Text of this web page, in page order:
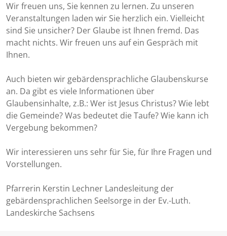
Wir freuen uns, Sie kennen zu lernen. Zu unseren
Veranstaltungen laden wir Sie herzlich ein. Vielleicht
sind Sie unsicher? Der Glaube ist Ihnen fremd. Das
macht nichts. Wir freuen uns auf ein Gespräch mit
Ihnen.
Auch bieten wir gebärdensprachliche Glaubenskurse
an. Da gibt es viele Informationen über
Glaubensinhalte, z.B.: Wer ist Jesus Christus? Wie lebt
die Gemeinde? Was bedeutet die Taufe? Wie kann ich
Vergebung bekommen?
Wir interessieren uns sehr für Sie, für Ihre Fragen und
Vorstellungen.
Pfarrerin Kerstin Lechner Landesleitung der
gebärdensprachlichen Seelsorge in der Ev.-Luth.
Landeskirche Sachsens